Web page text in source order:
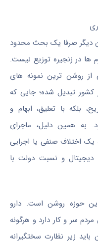
دیگر صرفا یک بحث محدود
ها در زنجیره توزیع نیست.
از روشن ترین نمونه های
تبدیل شده؛ جایی که
بلکه با تعلیق، ابهام و
به همین دلیل، ماجرای
یک اختلاف صنفی یا اجرایی
دیجیتال و نسبت دولت با
حوزه روشن است. دارو
سر و کار دارد و هرگونه
زیر نظارت سختگیرانه